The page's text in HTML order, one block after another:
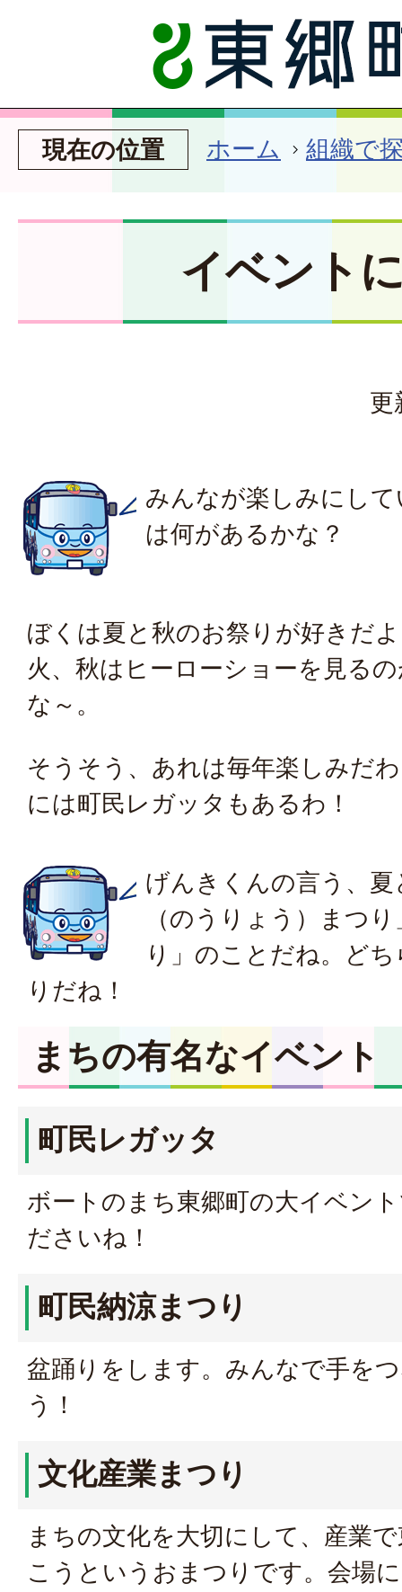
現在の位置 ホーム 組織で
イベント
更
みんなが楽しみにし
は何があるかな？
ぼくは夏と秋のお祭りが好きだ
火、秋はヒーローショーを見る
な～。
そうそう、あれは毎年楽しみだ
には町民レガッタもあるわ！
げんきくんの言う、
（のうりょう）まつ
り」のことだね。ど
りだね！
まちの有名なイベント
町民レガッタ
ボートのまち東郷町の大イベン
ださいね！
町民納涼まつり
盆踊りをします。みんなで手を
う！
文化産業まつり
まちの文化を大切にして、産業
こうというおまつりです。会場